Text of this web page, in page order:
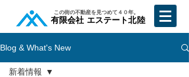
​この街の不動産を見つめて４０年。
​有限会社 エステート北陸
Blog & What's New
新着情報